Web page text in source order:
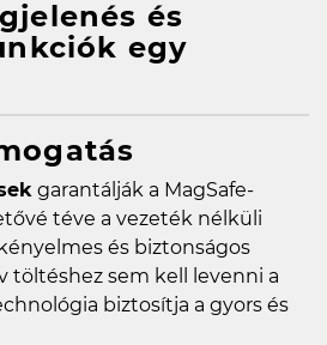
és
egy
garantálják a MagSafe-
téve a vezeték nélküli
és biztonságos
töltéshez sem kell levenni a
biztosítja a gyors és